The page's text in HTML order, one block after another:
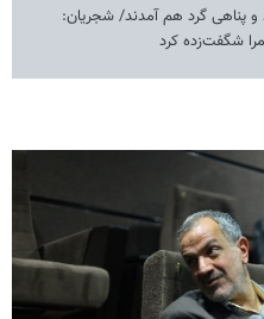
و پناهی گرد هم آمدند/ شجریان:
شگفت‌زده کرد